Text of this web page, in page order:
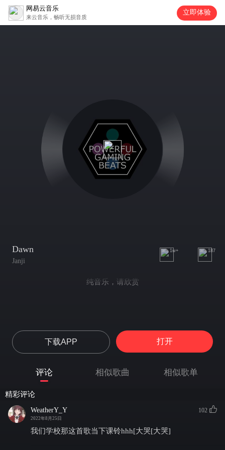
网易云音乐
来云音乐，畅听无损音质
立即体验
Dawn
Janji
1w+ 187
纯音乐，请欣赏
下载APP 打开
评论 相似歌曲 相似歌单
精彩评论
WeatherY_Y
2022年8月25日
102
我们学校那这首歌当下课铃hhh[大哭[大哭]